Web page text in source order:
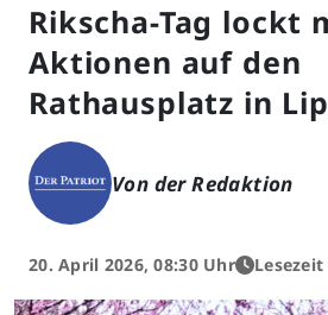
Rikscha-Tag lockt
Aktionen auf den
Rathausplatz in
Von der Redaktion
20. April 2026, 08:30 Uhr